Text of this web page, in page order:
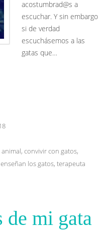
acostumbrad@s a
escuchar. Y sin embargo
si de verdad
escuchásemos a las
gatas que…
, convivir con gatos,
los gatos, terapeuta
de mi gata